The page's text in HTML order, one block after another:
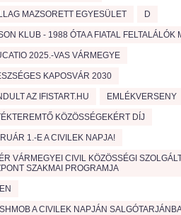
MAZSORETT EGYESÜLET D
KLUB - 1988 ÓTA A FIATAL FELTALÁLÓK
2025.-VAS VÁRMEGYE
KAPOSVÁR 2030
AZ IFISTART.HU EMLÉKVERSENY
KÖZÖSSÉGEKÉRT DÍJ
1.-E A CIVILEK NAPJA!
VÁRMEGYEI CIVIL KÖZÖSSÉGI
SZAKMAI PROGRAMJA
A CIVILEK NAPJÁN